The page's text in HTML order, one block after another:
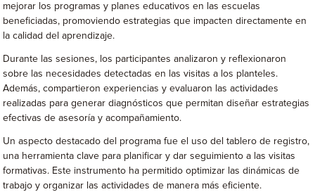
mejorar los programas y planes educativos en las escuelas
beneficiadas, promoviendo estrategias que impacten directamente en
la calidad del aprendizaje.
Durante las sesiones, los participantes analizaron y reflexionaron
sobre las necesidades detectadas en las visitas a los planteles.
Además, compartieron experiencias y evaluaron las actividades
realizadas para generar diagnósticos que permitan diseñar estrategias
efectivas de asesoría y acompañamiento.
Un aspecto destacado del programa fue el uso del tablero de registro,
una herramienta clave para planificar y dar seguimiento a las visitas
formativas. Este instrumento ha permitido optimizar las dinámicas de
trabajo y organizar las actividades de manera más eficiente.